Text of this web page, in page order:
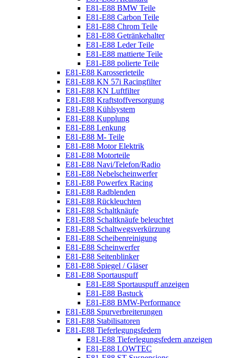
E81-E88 BMW Teile
E81-E88 Carbon Teile
E81-E88 Chrom Teile
E81-E88 Getränkehalter
E81-E88 Leder Teile
E81-E88 mattierte Teile
E81-E88 polierte Teile
E81-E88 Karosserieteile
E81-E88 KN 57i Racingfilter
E81-E88 KN Luftfilter
E81-E88 Kraftstoffversorgung
E81-E88 Kühlsystem
E81-E88 Kupplung
E81-E88 Lenkung
E81-E88 M- Teile
E81-E88 Motor Elektrik
E81-E88 Motorteile
E81-E88 Navi/Telefon/Radio
E81-E88 Nebelscheinwerfer
E81-E88 Powerfex Racing
E81-E88 Radblenden
E81-E88 Rückleuchten
E81-E88 Schaltknäufe
E81-E88 Schaltknäufe beleuchtet
E81-E88 Schaltwegsverkürzung
E81-E88 Scheibenreinigung
E81-E88 Scheinwerfer
E81-E88 Seitenblinker
E81-E88 Spiegel / Gläser
E81-E88 Sportauspuff
E81-E88 Sportauspuff anzeigen
E81-E88 Bastuck
E81-E88 BMW-Performance
E81-E88 Spurverbreiterungen
E81-E88 Stabilisatoren
E81-E88 Tieferlegungsfedern
E81-E88 Tieferlegungsfedern anzeigen
E81-E88 LOWTEC